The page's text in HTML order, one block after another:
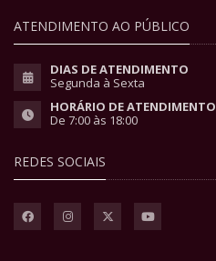
ATENDIMENTO AO PÚBLICO
DIAS DE ATENDIMENTO
Segunda à Sexta
HORÁRIO DE ATENDIMENTO
De 7:00 às 18:00
REDES SOCIAIS